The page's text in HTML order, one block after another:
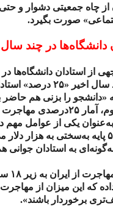
از چاه جمعیتی دشوار و
صورت بگیرد.
در چند سال
از استادان دانشگاه‌ها
سال اخیر «۲۵ درصد»
که «دانشجو را بزنی هم
آمار ۲۵درصدی مهاجرت
یکی از عوامل
پایه به‌سختی به هزار
به استادان جوانی
از ایران به زیر ۱۸
که این میزان از مهاجرت
برخوردار باشند».